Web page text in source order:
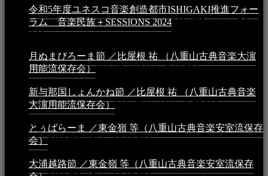
令和5年度ユネスコ音楽創造都市ISHIGAKI推進フォー
ラム 音楽民族＋SESSIONS 20242024年5月4日 - 7:21
AM
月ぬまぴろーま節 ／比屋根 祐 （八重山古典音楽大濵
用能流保存会）2024年4月20日 - 5:19 PM
新与那国しょんかね節 ／比屋根 祐 （八重山古典音楽
大濵用能流保存会）2024年4月16日 - 3:57 PM
とぅばらーま ／東金嶺 等（八重山古典音楽安室流保存
会）2023年5月5日 - 10:08 PM
大浦越路節 ／東金嶺 等（八重山古典音楽安室流保存